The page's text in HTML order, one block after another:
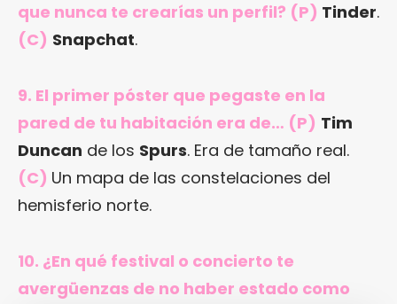
que nunca te crearías un perfil? (P) Tinder.
(C) Snapchat.
9. El primer póster que pegaste en la
pared de tu habitación era de… (P) Tim
Duncan de los Spurs. Era de tamaño real.
(C) Un mapa de las constelaciones del
hemisferio norte.
10. ¿En qué festival o concierto te
avergüenzas de no haber estado como